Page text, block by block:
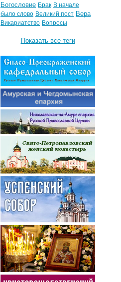
Богословие Брак В начале
было слово Великий пост Вера
Викариатство Вопросы
Показать все теги